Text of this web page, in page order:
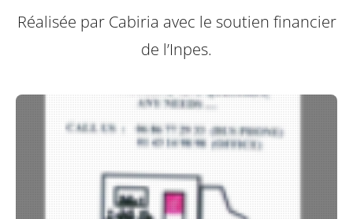
Réalisée par Cabiria avec le soutien financier
de l’Inpes.